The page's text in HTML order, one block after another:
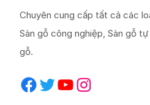
Chuyên cung cấp tất cả các
Sàn gỗ công nghiệp, Sàn gỗ
gỗ.
Facebook Twitter YouTube Instagram